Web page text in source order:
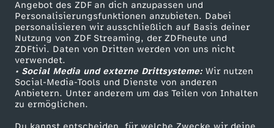
Angebot des ZDF an dich anzupassen und
Personalisierungsfunktionen anzubieten. Dabei
personalisieren wir ausschließlich auf Basis deiner
Nutzung von ZDF Streaming, der ZDFheute und
ZDFtivi. Daten von Dritten werden von uns nicht
verwendet.
• Social Media und externe Drittsysteme:Wir nutzen
Social-Media-Tools und Dienste von anderen
Anbietern. Unter anderem um das Teilen von Inhalten
zu ermöglichen.
t
i
n
L
TV-Programm
ZDF Unternehmen
Karriere